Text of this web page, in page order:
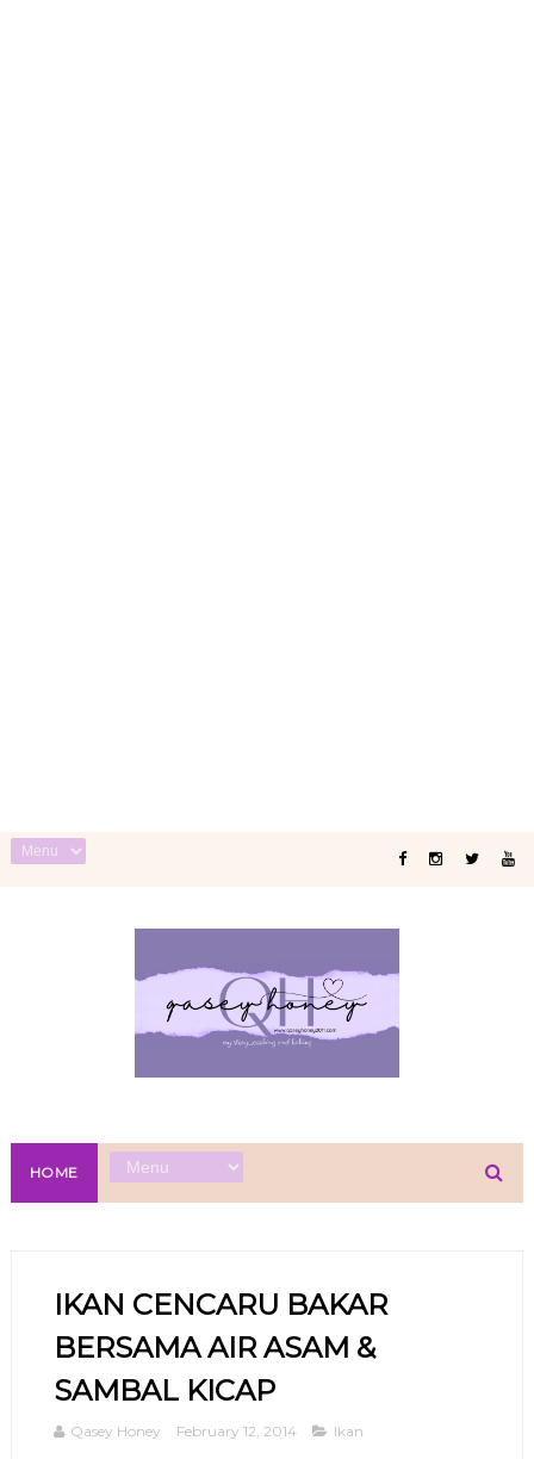
HOME
IKAN CENCARU BAKAR
BERSAMA AIR ASAM &
SAMBAL KICAP
Qasey Honey February 12, 2014 Ikan